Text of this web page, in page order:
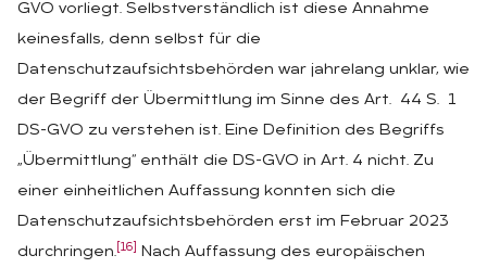
GVO vorliegt. Selbstverständlich ist diese Annahme
keinesfalls, denn selbst für die
Datenschutzaufsichtsbehörden war jahrelang unklar, wie
der Begriff der Übermittlung im Sinne des Art. 44 S. 1
DS-GVO zu verstehen ist. Eine Definition des Begriffs
„Übermittlung“ enthält die DS-GVO in Art. 4 nicht. Zu
einer einheitlichen Auffassung konnten sich die
Datenschutzaufsichtsbehörden erst im Februar 2023
durchringen. [16] Nach Auffassung des europäischen